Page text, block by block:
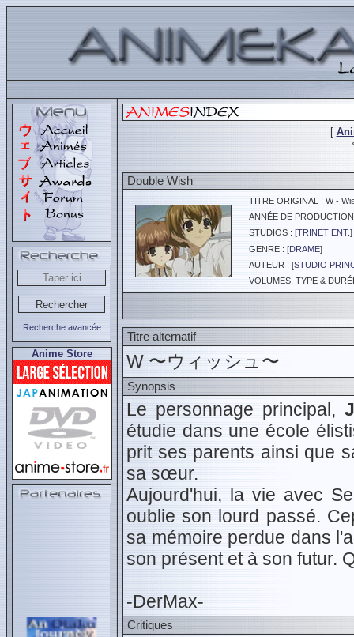
Recherche avancée
Anime Store
[
Double Wish
TITRE ORIGINAL : W -
ANNÉE DE
STUDIOS : [TRINET ENT.]
GENRE : [DRAME]
AUTEUR : [STUDIO
VOLUMES, TYPE &
Titre alternatif
W 〜ウィッシュ〜
Synopsis
Le personnage principal,
étudie dans une école
prit ses parents ainsi que
sa sœur.
Aujourd'hui, la vie avec
oublie son lourd passé.
sa mémoire perdue dans
son présent et à son futur.
-DerMax-
Critiques